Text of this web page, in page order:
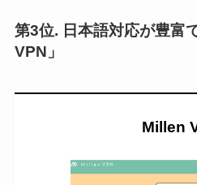
第3位. 日本語対応が豊富
VPN」
Millen